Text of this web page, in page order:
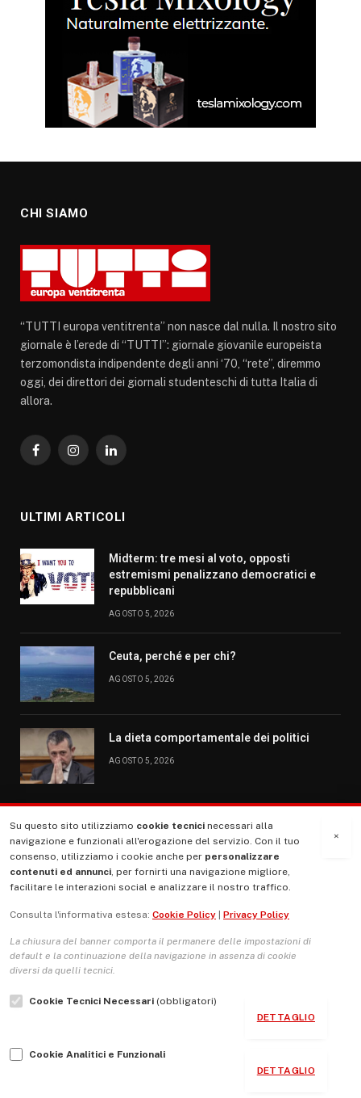
CHI SIAMO
“TUTTI europa ventitrenta” non nasce dal nulla. Il nostro sito
giornale è l’erede di “TUTTI”: giornale giovanile europeista
terzomondista indipendente degli anni ‘70, “rete”, diremmo
oggi, dei direttori dei giornali studenteschi di tutta Italia di
allora.
FacebookInstagramLinkedIn
ULTIMI ARTICOLI
Midterm: tre mesi al voto, opposti
estremismi penalizzano democratici e
repubblicani
AGOSTO 5, 2026
Ceuta, perché e per chi?
AGOSTO 5, 2026
La dieta comportamentale dei politici
AGOSTO 5, 2026
MENU
La Nostra Storia
Le Copertine
L’Associazione
Indirizzo Socio Politico Culturale
Guida per le autrici e gli autori
×
Su questo sito utilizziamo cookie tecnici necessari alla
navigazione e funzionali all'erogazione del servizio. Con il tuo
consenso, utilizziamo i cookie anche per personalizzare
contenuti ed annunci, per fornirti una navigazione migliore,
facilitare le interazioni social e analizzare il nostro traffico.
Consulta l'informativa estesa: Cookie Policy Privacy Policy
La chiusura del banner comporta il permanere delle impostazioni di
default e la continuazione della navigazione in assenza di cookie
diversi da quelli tecnici.
Cookie Tecnici Necessari (obbligatori)
DETTAGLIO
Cookie Analitici e Funzionali
DETTAGLIO